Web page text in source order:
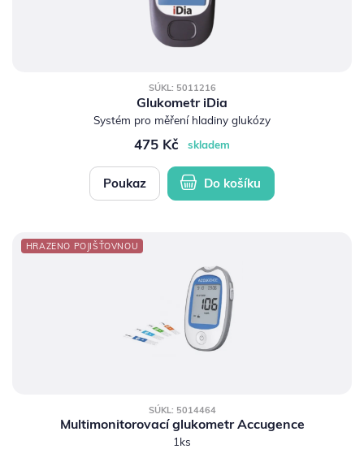
SÚKL: 5011216
Glukometr iDia
Systém pro měření hladiny glukózy
475 Kč skladem
Poukaz Do košíku
HRAZENO POJIŠŤOVNOU
SÚKL: 5014464
Multimonitorovací glukometr Accugence
1ks